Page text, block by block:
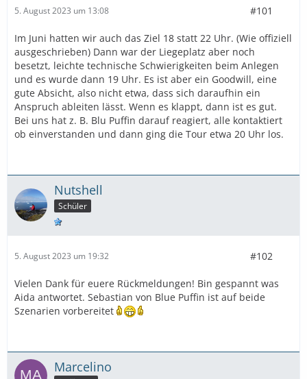
5. August 2023 um 13:08 #101
Im Juni hatten wir auch das Ziel 18 statt 22 Uhr. (Wie offiziell
ausgeschrieben) Dann war der Liegeplatz aber noch
besetzt, leichte technische Schwierigkeiten beim Anlegen
und es wurde dann 19 Uhr. Es ist aber ein Goodwill, eine
gute Absicht, also nicht etwa, dass sich daraufhin ein
Anspruch ableiten lässt. Wenn es klappt, dann ist es gut.
Bei uns hat z. B. Blu Puffin darauf reagiert, alle kontaktiert
ob einverstanden und dann ging die Tour etwa 20 Uhr los.
Nutshell
Schüler
5. August 2023 um 19:32 #102
Vielen Dank für euere Rückmeldungen! Bin gespannt was
Aida antwortet. Sebastian von Blue Puffin ist auf beide
Szenarien vorbereitet
Marcelino